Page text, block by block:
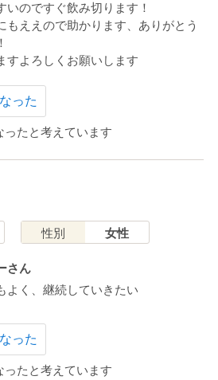
いのですぐ飲み切ります！
もええので助かります、ありがとう
すよろしくお願いします
った
たと考えています
性別 女性
さん
よく、継続していきたい
った
ったと考えています